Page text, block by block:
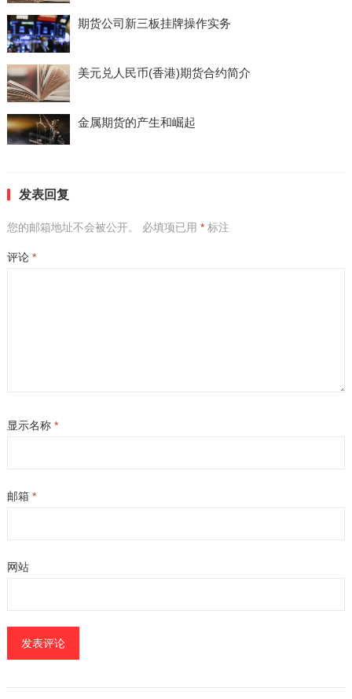
期货公司新三板挂牌操作实务
美元兑人民币(香港)期货合约简介
金属期货的产生和崛起
发表回复
您的邮箱地址不会被公开。 必填项已用 *标注
评论 *
显示名称 *
邮箱 *
网站